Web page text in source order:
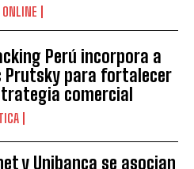
ONLINE
Perú incorpora a
Prutsky para fortalecer
comercial
y Unibanca se asocian